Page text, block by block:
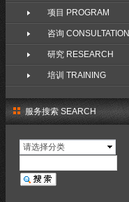
服务搜索 SEARCH
请选择分类
项目 PROGRAM
咨询 CONSULTATION
研究 RESEARCH
培训 TRAINING